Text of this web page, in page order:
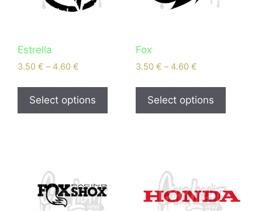
Estrella
3.50 € – 4.60 €
Select options
Fox
3.50 € – 4.60 €
Select options